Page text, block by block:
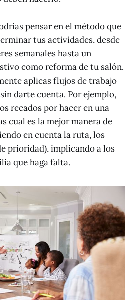
pensar en el método que
tus actividades, desde
semanales hasta un
como reforma de tu salón.
aplicas flujos de trabajo
darte cuenta. Por ejemplo,
recados por hacer en una
cual es la mejor manera de
en cuenta la ruta, los
prioridad), implicando a los
que haga falta.